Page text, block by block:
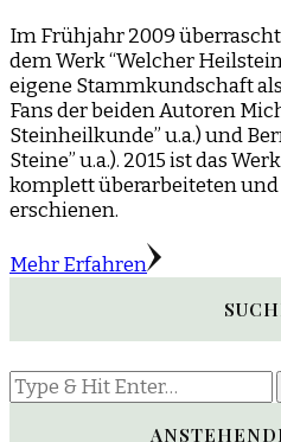
Im Frühjahr 2009
dem Werk “Welcher
eigene Stammkundschaft
Fans der beiden Autoren
Steinheilkunde” u.a.) und
Steine” u.a.). 2015 ist das
komplett überarbeiteten
erschienen.
Mehr Erfahren
Looking
for